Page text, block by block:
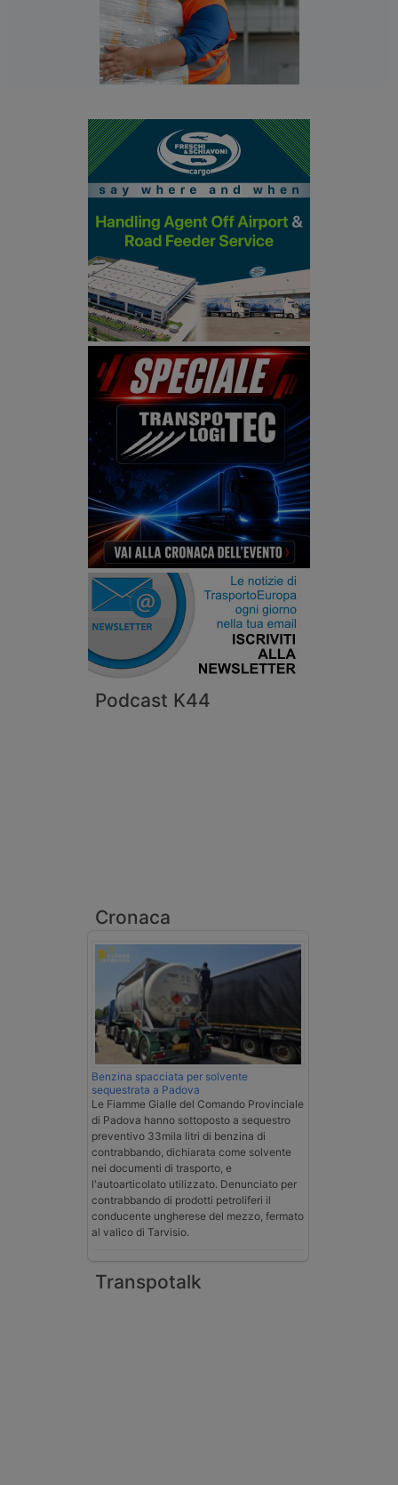
Podcast K44
Cronaca
Benzina spacciata per solvente
sequestrata a Padova
Le Fiamme Gialle del Comando Provinciale
di Padova hanno sottoposto a sequestro
preventivo 33mila litri di benzina di
contrabbando, dichiarata come solvente
nei documenti di trasporto, e
l'autoarticolato utilizzato. Denunciato per
contrabbando di prodotti petroliferi il
conducente ungherese del mezzo, fermato
al valico di Tarvisio.
Transpotalk